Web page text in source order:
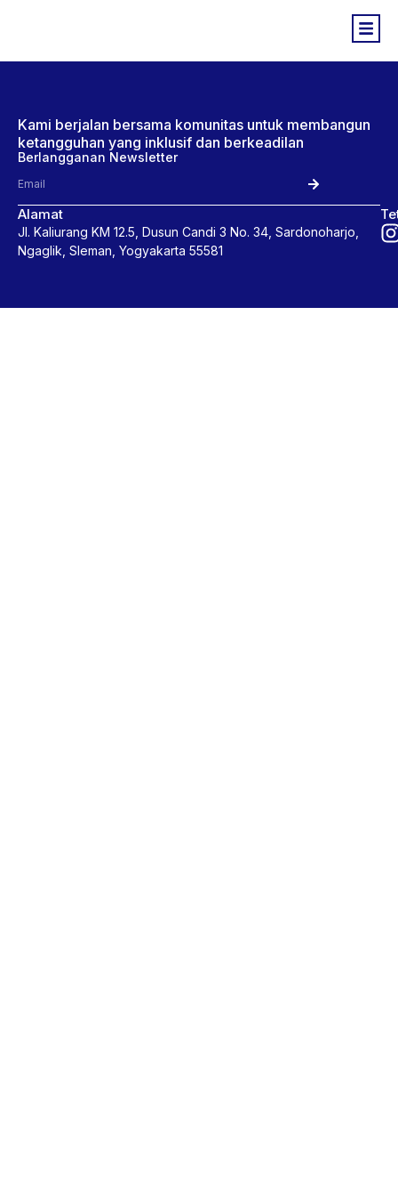
Kami berjalan bersama komunitas untuk membangun
ketangguhan yang inklusif dan berkeadilan
Berlangganan Newsletter
Alamat
Jl. Kaliurang KM 12.5, Dusun Candi 3 No. 34, Sardonoharjo,
Ngaglik, Sleman, Yogyakarta 55581